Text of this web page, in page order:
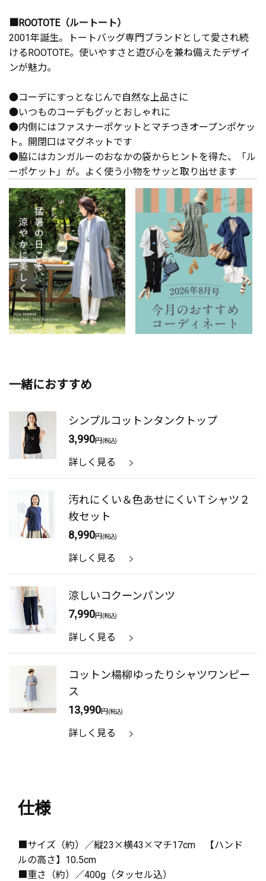
■ROOTOTE（ルートート）
2001年誕生。トートバッグ専門ブランドとして愛され続
けるROOTOTE。使いやすさと遊び心を兼ね備えたデザイ
ンが魅力。
●コーデにすっとなじんで自然な上品さに
●いつものコーデもグッとおしゃれに
●内側にはファスナーポケットとマチつきオープンポケッ
ト。開閉口はマグネットです
●脇にはカンガルーのおなかの袋からヒントを得た、「ル
ーポケット」が。よく使う小物をサッと取り出せます
一緒におすすめ
シンプルコットンタンクトップ
3,990円(税込)
詳しく見る
汚れにくい＆色あせにくいＴシャツ２
枚セット
8,990円(税込)
詳しく見る
涼しいコクーンパンツ
7,990円(税込)
詳しく見る
コットン楊柳ゆったりシャツワンピー
ス
13,990円(税込)
詳しく見る
仕様
■サイズ（約）／縦23×横43×マチ17cm 【ハンド
ルの高さ】10.5cm
■重さ（約）／400g（タッセル込）